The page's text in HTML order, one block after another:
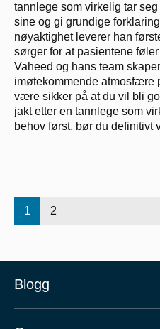
tannlege som virkelig tar
sine og gi grundige
nøyaktighet leverer han
sørger for at pasientene
Vaheed og hans team
imøtekommende atmosfære
være sikker på at du vil bli
jakt etter en tannlege som
behov først, bør du definitivt
1 2
Blogg